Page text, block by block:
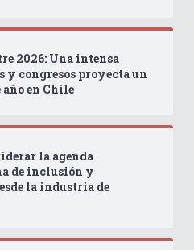
2026: Una intensa
y congresos proyecta un
en Chile
la agenda
de inclusión y
la industria de